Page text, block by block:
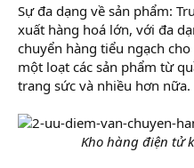
Sự đa dạng về sản phẩm:
xuất hàng hoá lớn, với đa
chuyển hàng tiểu ngạch
một loạt các sản phẩm từ
trang sức và nhiều hơn nữa.
Kho hàng điện tử